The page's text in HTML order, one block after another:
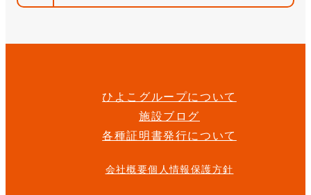
ひよこグループについて
施設ブログ
各種証明書発行について
会社概要個人情報保護方針